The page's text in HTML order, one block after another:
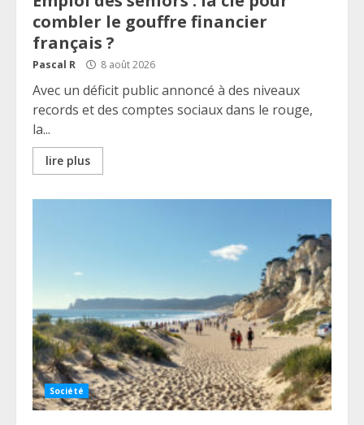
combler le gouffre financier
français ?
Pascal R 8 août 2026
Avec un déficit public annoncé à des niveaux
records et des comptes sociaux dans le rouge,
la...
lire plus
Société